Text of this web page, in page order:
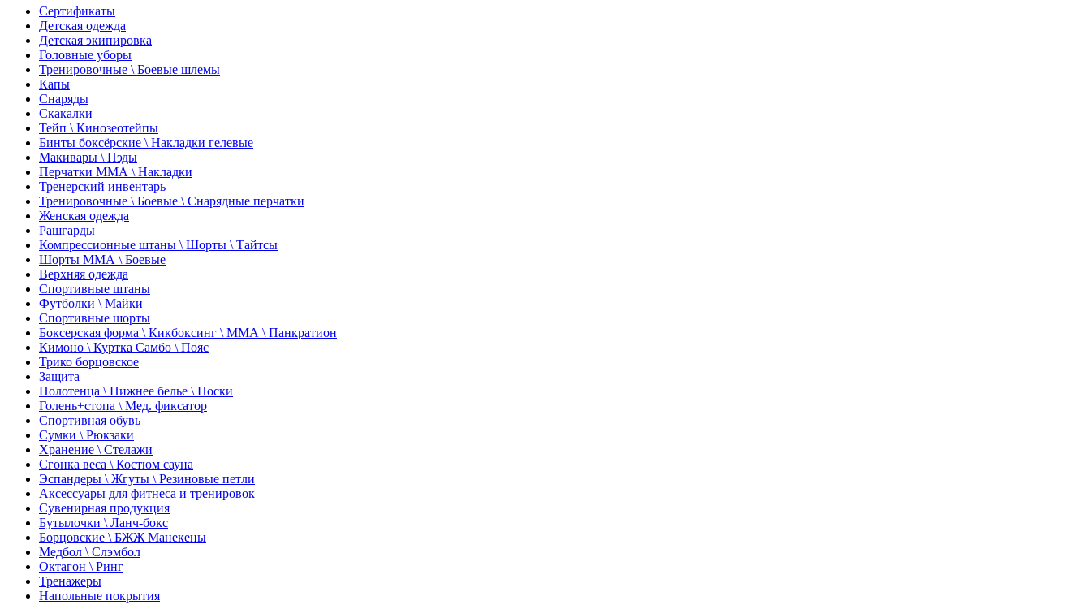
Сертификаты
Детская одежда
Детская экипировка
Головные уборы
Тренировочные \ Боевые шлемы
Капы
Снаряды
Скакалки
Тейп \ Кинозеотейпы
Бинты боксёрские \ Накладки гелевые
Макивары \ Пэды
Перчатки ММА \ Накладки
Тренерский инвентарь
Тренировочные \ Боевые \ Снарядные перчатки
Женская одежда
Рашгарды
Компрессионные штаны \ Шорты \ Тайтсы
Шорты ММА \ Боевые
Верхняя одежда
Спортивные штаны
Футболки \ Майки
Спортивные шорты
Боксерская форма \ Кикбоксинг \ ММА \ Панкратион
Кимоно \ Куртка Самбо \ Пояс
Трико борцовское
Защита
Полотенца \ Нижнее белье \ Носки
Голень+стопа \ Мед. фиксатор
Спортивная обувь
Сумки \ Рюкзаки
Хранение \ Стелажи
Сгонка веса \ Костюм сауна
Эспандеры \ Жгуты \ Резиновые петли
Аксессуары для фитнеса и тренировок
Сувенирная продукция
Бутылочки \ Ланч-бокс
Борцовские \ БЖЖ Манекены
Медбол \ Слэмбол
Октагон \ Ринг
Тренажеры
Напольные покрытия